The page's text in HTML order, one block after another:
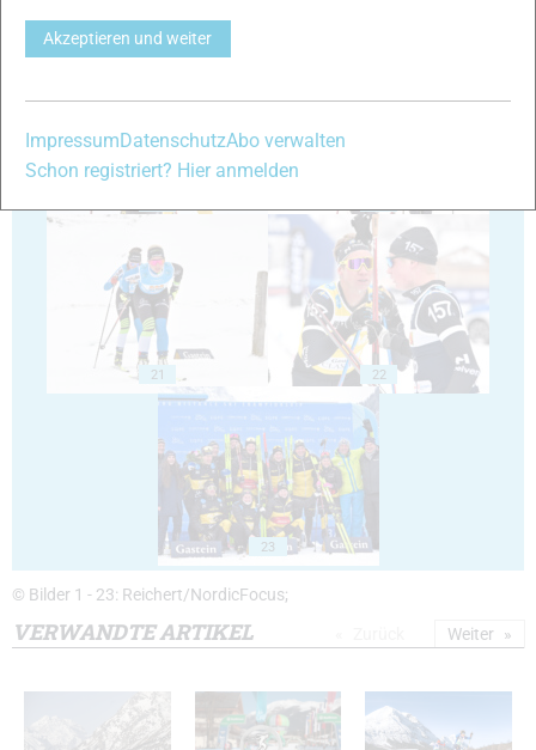
17
21 22
23
© Bilder 1 - 23: Reichert/NordicFocus;
VERWANDTE ARTIKEL Weiter
Akzeptieren und weiter
ImpressumDatenschutzAbo verwalten
Schon registriert? Hier anmelden